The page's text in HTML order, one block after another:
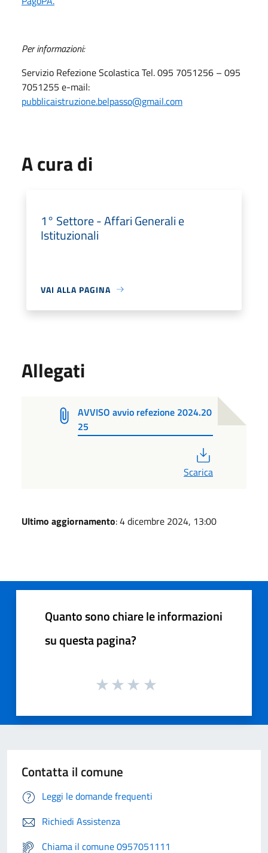
Per informazioni:
Servizio Refezione Scolastica Tel. 095 7051256 – 095
7051255 e-mail:
pubblicaistruzione.belpasso@gmail.com
A cura di
1° Settore - Affari Generali e
Istituzionali
VAI ALLA PAGINA
Allegati
AVVISO avvio refezione 2024.20
25
Scarica
Ultimo aggiornamento: 4 dicembre 2024, 13:00
Quanto sono chiare le informazioni
su questa pagina?
Contatta il comune
Leggi le domande frequenti
Richiedi Assistenza
Chiama il comune 0957051111